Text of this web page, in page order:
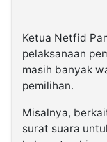
Ketua Netfid
pelaksanaan
masih banyak
pemilihan.
Misalnya,
surat suara